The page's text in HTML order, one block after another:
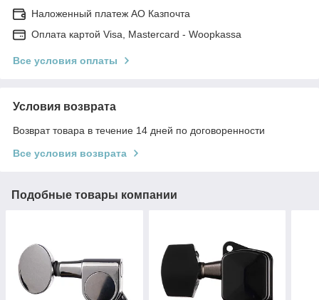
Наложенный платеж АО Казпочта
Оплата картой Visa, Mastercard - Woopkassa
Все условия оплаты
Условия возврата
Возврат товара в течение 14 дней по договоренности
Все условия возврата
Подобные товары компании